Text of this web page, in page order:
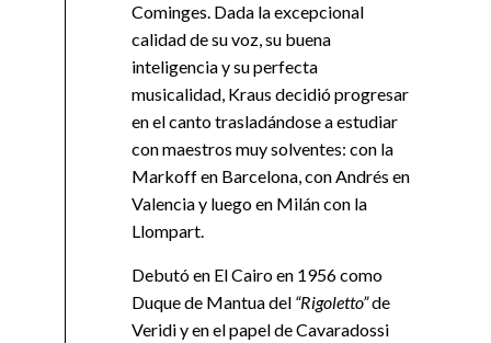
Cominges. Dada la excepcional
calidad de su voz, su buena
inteligencia y su perfecta
musicalidad, Kraus decidió progresar
en el canto trasladándose a estudiar
con maestros muy solventes: con la
Markoff en Barcelona, con Andrés en
Valencia y luego en Milán con la
Llompart.
Debutó en El Cairo en 1956 como
Duque de Mantua del “Rigoletto”de
Veridi y en el papel de Cavaradossi